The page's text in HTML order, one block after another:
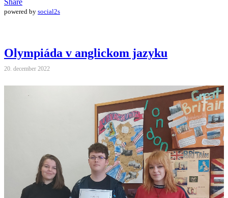
Share
powered by social2s
Olympiáda v anglickom jazyku
20. december 2022